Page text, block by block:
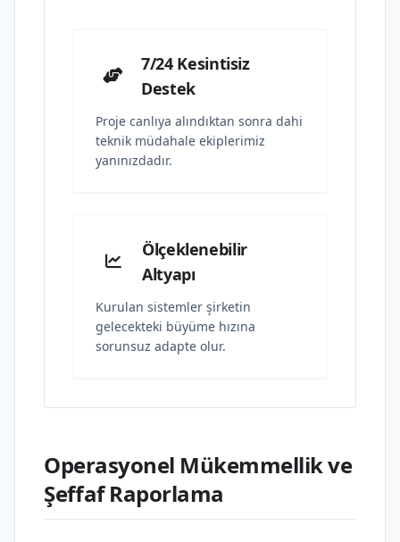
7/24 Kesintisiz
Destek
Proje canlıya alındıktan sonra dahi
teknik müdahale ekiplerimiz
yanınızdadır.
Ölçeklenebilir
Altyapı
Kurulan sistemler şirketin
gelecekteki büyüme hızına
sorunsuz adapte olur.
Operasyonel Mükemmellik ve
Şeffaf Raporlama